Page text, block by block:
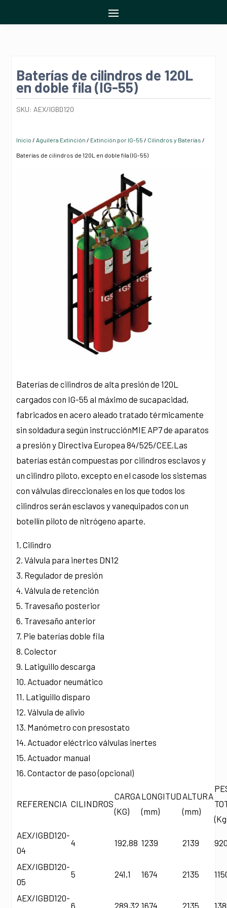
Baterías de cilindros de 120L
en doble fila (IG-55)
SKU: AEX/IGBD120
Inicio /Aguilera Extinción / Extinción por IG-55 / Cilindros y Baterías /
Baterías de cilindros de 120L en doble fila (IG-55)
Baterías de cilindros de alta presión de 120L
cargados con IG-55 al máximo de sucapacidad,
fabricados en acero aleado tratado térmicamente
sin soldadura según instrucciónMIE AP7 de aparatos
a presión y Directiva Europea 84/525/CEE.Las
baterías están compuestas por cilindros esclavos y
un cilindro piloto, excepto en el casode los sistemas
con válvulas direccionales en los que todos los
cilindros serán esclavos y vanequipados con un
botellín piloto de nitrógeno aparte.
1. Cilindro
2. Válvula para inertes DN12
3. Regulador de presión
4. Válvula de retención
5. Travesaño posterior
6. Travesaño anterior
7. Pie baterías doble fila
8. Colector
9. Latiguillo descarga
10. Actuador neumático
11. Latiguillo disparo
12. Válvula de alivio
13. Manómetro con presostato
14. Actuador eléctrico válvulas inertes
15. Actuador manual
16. Contactor de paso (opcional)
REFERENCIA CILINDROS
CARGA
(KG)
LONGITUD
(mm)
ALTURA
(mm)
AEX/IGBD120-
04
4 192,88 1239 2139
AEX/IGBD120-
05
5 241,1 1674 2135
AEX/IGBD120-
6 289,32 1674 2135